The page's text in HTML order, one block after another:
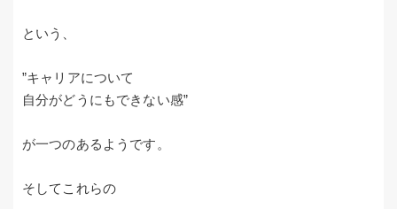
という、
”キャリアについて
自分がどうにもできない感”
が一つのあるようです。
そしてこれらの